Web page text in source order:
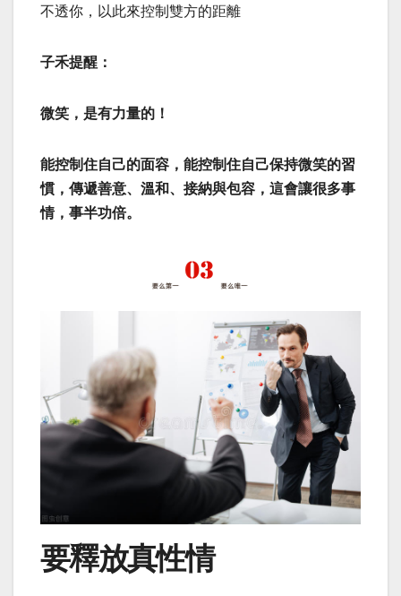
不透你，以此來控制雙方的距離
子禾提醒：
微笑，是有力量的！
能控制住自己的面容，能控制住自己保持微笑的習
慣，傳遞善意、溫和、接納與包容，這會讓很多事
情，事半功倍。
要釋放真性情